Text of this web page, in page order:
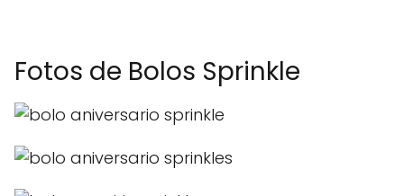
Fotos de Bolos Sprinkle